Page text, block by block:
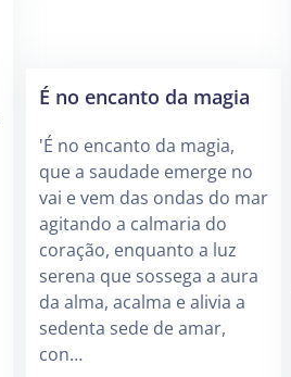
É no encanto da magia
'É no encanto da magia,
que a saudade emerge no
vai e vem das ondas do mar
agitando a calmaria do
coração, enquanto a luz
serena que sossega a aura
da alma, acalma e alivia a
sedenta sede de amar,
con…